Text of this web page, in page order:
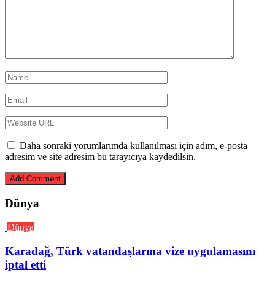
Daha sonraki yorumlarımda kullanılması için adım, e-posta
adresim ve site adresim bu tarayıcıya kaydedilsin.
Dünya
Dünya
Karadağ, Türk vatandaşlarına vize uygulamasını
iptal etti